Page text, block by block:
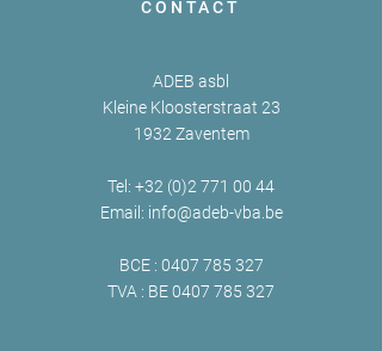
CONTACT
ADEB asbl
Kleine Kloosterstraat 23
1932 Zaventem
Tel: +32 (0)2 771 00 44
Email: info@adeb-vba.be
BCE : 0407 785 327
TVA : BE0407 785 327